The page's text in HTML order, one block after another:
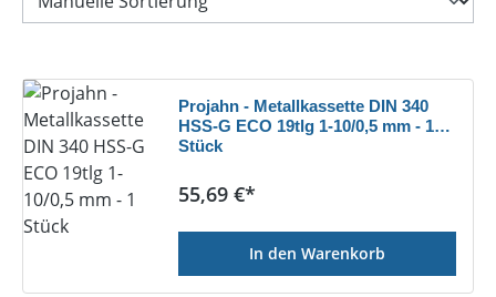
Projahn - Metallkassette DIN 340
HSS-G ECO 19tlg 1-10/0,5 mm - 1
Stück
Regulärer Preis:
55,69 €*
In den Warenkorb